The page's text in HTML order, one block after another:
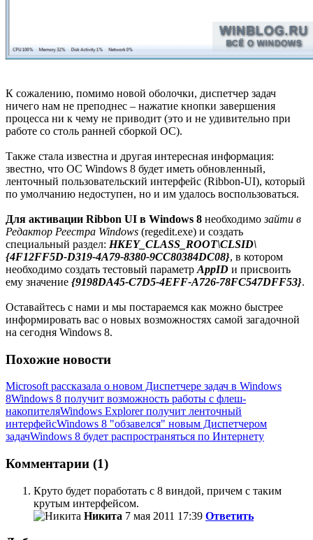
К сожалению, помимо новой оболочки, диспетчер задач
ничего нам не преподнес – нажатие кнопки завершения
процесса ни к чему не приводит (это и не удивительно при
работе со столь ранней сборкой ОС).
Также стала известна и другая интересная информация:
звестно, что ОС Windows 8 будет иметь обновленный,
ленточный пользовательский интерфейс (Ribbon-UI), который
по умолчанию недоступен, но и им удалось воспользоваться.
Для активации Ribbon UI в Windows 8 необходимозайти в
Редактор Реестра Windows (regedit.exe) и создать
специальный раздел: HKEY_CLASS_ROOT\CLSID\
{4F12FF5D-D319-4A79-8380-9CC80384DC08}, в котором
необходимо создать тестовый параметр AppID и присвоить
ему значение {9198DA45-C7D5-4EFF-A726-78FC547DFF53}.
Оставайтесь с нами и мы постараемся как можно быстрее
информировать вас о новых возможностях самой загадочной
на сегодня Windows 8.
Похожие новости
Microsoft рассказала о новом Диспетчере задач в Windows
8Windows 8 получит возможность работы с флеш-
накопителяWindows Explorer получит ленточный
интерфейсWindows 8 "обзавелся" новым Диспетчером
задачWindows 8 будет распространяться по Интернету
Комментарии (1)
Круто будет поработать с 8 виндой, причем с таким
крутым интерфейсом.
Никита 7 мая 2011 17:39 Ответить